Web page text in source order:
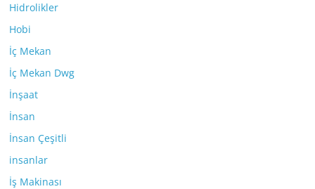
Hidrolikler
Hobi
İç Mekan
İç Mekan Dwg
İnşaat
İnsan
İnsan Çeşitli
insanlar
İş Makinası